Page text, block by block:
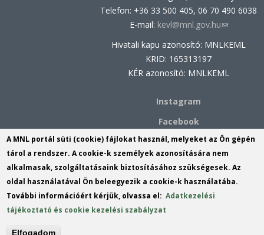
Telefon: +36 33 500 405, 06 70 490 6038
E-mail: kevl@mnl.gov.hu(link
Hivatali kapu azonosító: MNLKEML
KRID: 165313197
KÉR azonosító: MNLKEML
Instagram
Facebook
MNL Komárom-Esztergom
Vármegyei Levéltárának Komáromi
Fióklevéltára
Cím: 2900 Komárom, Szabadság tér
1. (iroda, kutatóterem, ügyfél- és
kutatószolgálat)
A MNL portál süti (cookie) fájlokat használ, melyeket az Ön gépén
tárol a rendszer. A cookie-k személyek azonosítására nem
alkalmasak, szolgáltatásaink biztosításához szükségesek. Az
oldal használatával Ön beleegyezik a cookie-k használatába.
További információért kérjük, olvassa el:Adatkezelési
tájékoztató és cookie kezelési szabályzat
Elfogadom